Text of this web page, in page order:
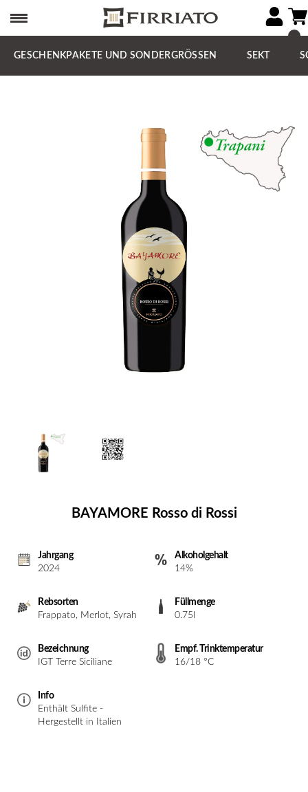
GESCHENKPAKETE UND SONDERGRÖSSEN SEKT
BAYAMORE Rosso di Rossi
Jahrgang
2024
Alkoholgehalt
14%
Rebsorten
Frappato, Merlot, Syrah
Füllmenge
0.75l
Bezeichnung
IGT Terre Siciliane
Empf. Trinktemperatur
16/18 °C
Info
Enthält Sulfite -
Hergestellt in Italien